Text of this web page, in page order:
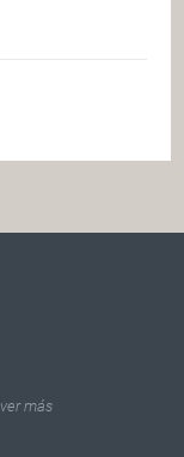
ver más